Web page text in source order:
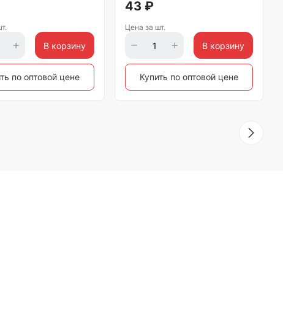
В корзину
по оптовой цене
43 ₽
Цена за шт.
В корзину
Купить по оптовой цене